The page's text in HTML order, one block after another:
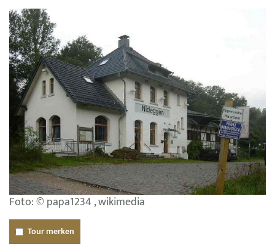
Foto: © papa1234 , wikimedia
Tour merken